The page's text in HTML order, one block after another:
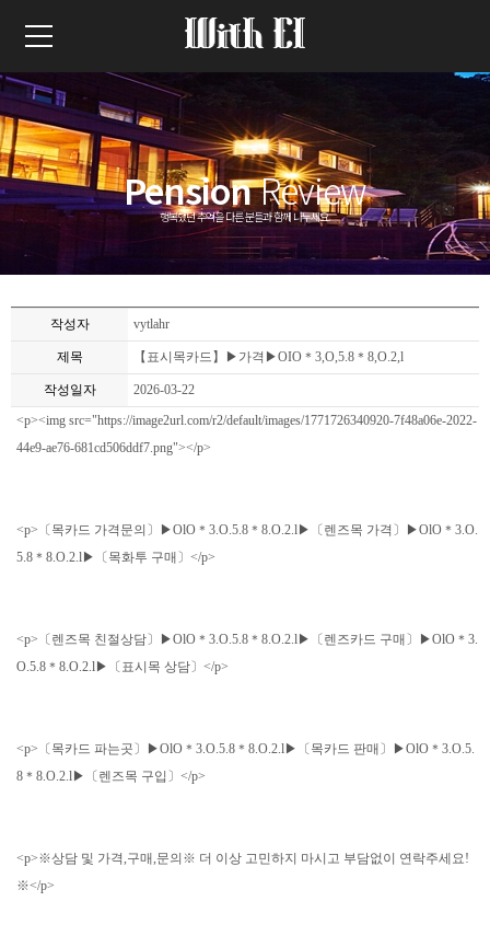
PensionReview
행복했던 추억을 다른 분들과 함께 나누세요.
작성자 vytlahr
제목 【표시목카드】▶가격▶OIO＊3,O,5.8＊8,O.2,l
작성일자
2026-03-22
<p><img src="https://image2url.com/r2/default/images/1771726340920-7f48a06e-2022-
44e9-ae76-681cd506ddf7.png"></p>
<p>〔목카드 가격문의〕▶OlO＊3.O.5.8＊8.O.2.l▶〔렌즈목 가격〕▶OlO＊3.O.
5.8＊8.O.2.l▶〔목화투 구매〕</p>
<p>〔렌즈목 친절상담〕▶OlO＊3.O.5.8＊8.O.2.l▶〔렌즈카드 구매〕▶OlO＊3.
O.5.8＊8.O.2.l▶〔표시목 상담〕</p>
<p>〔목카드 파는곳〕▶OlO＊3.O.5.8＊8.O.2.l▶〔목카드 판매〕▶OlO＊3.O.5.
8＊8.O.2.l▶〔렌즈목 구입〕</p>
<p>※상담 및 가격,구매,문의※ 더 이상 고민하지 마시고 부담없이 연락주세요!
※</p>